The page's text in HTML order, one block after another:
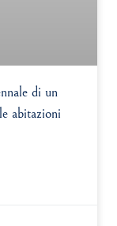
di un
abitazioni